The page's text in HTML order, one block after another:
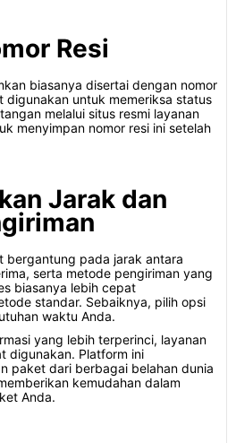
Resi
biasanya disertai dengan nomor
digunakan untuk memeriksa status
melalui situs resmi layanan
menyimpan nomor resi ini setelah
Jarak dan
bergantung pada jarak antara
serta metode pengiriman yang
biasanya lebih cepat
standar. Sebaiknya, pilih opsi
waktu Anda.
yang lebih terperinci, layanan
digunakan. Platform ini
paket dari berbagai belahan dunia
kemudahan dalam
Anda.